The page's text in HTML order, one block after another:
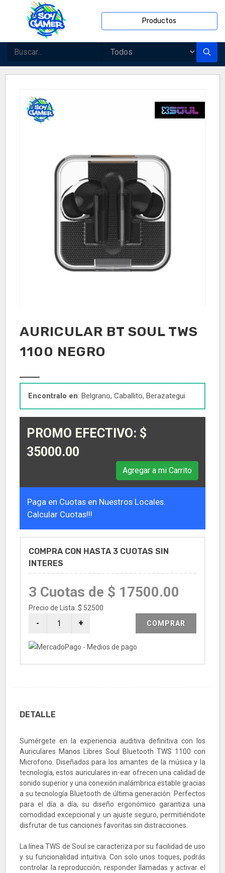
Productos
AURICULAR BT SOUL TWS
1100 NEGRO
Encontralo en: Belgrano, Caballito, Berazategui
PROMO EFECTIVO: $
35000.00
Agregar a mi Carrito
Paga en Cuotas en Nuestros Locales.
Calcular Cuotas!!!
COMPRA CON HASTA 3 CUOTAS SIN
INTERES
3 Cuotas de $ 17500.00
Precio de Lista: $ 52500
COMPRAR
DETALLE
Sumérgete en la experiencia auditiva definitiva con los
Auriculares Manos Libres Soul Bluetooth TWS 1100 con
Microfono. Diseñados para los amantes de la música y la
tecnología, estos auriculares in-ear ofrecen una calidad de
sonido superior y una conexión inalámbrica estable gracias
a su tecnología Bluetooth de última generación. Perfectos
para el día a día, su diseño ergonómico garantiza una
comodidad excepcional y un ajuste seguro, permitiéndote
disfrutar de tus canciones favoritas sin distracciones.
La línea TWS de Soul se caracteriza por su facilidad de uso
y su funcionalidad intuitiva. Con solo unos toques, podrás
controlar la reproducción, responder llamadas y activar el